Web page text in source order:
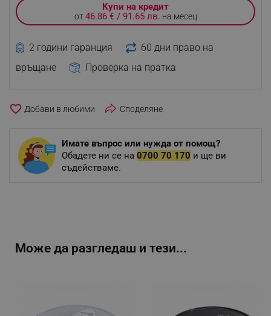
Купи на кредит
от46.86 € / 91.65 лв. на месец
2 години гаранция
60 дни право на
връщане
Проверка на пратка
favorite_border Споделяне
Имате въпрос или нужда от помощ?
Обадете ни се на 0700 70 170 и ще ви
съдействаме.
Може да разгледаш и тези...